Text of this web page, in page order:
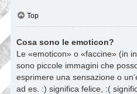
Top
Cosa sono le emoticon?
Le «emoticon» o «faccine» (in
sono piccole immagini che
esprimere una sensazione o
ad es. :) significa felice, :(